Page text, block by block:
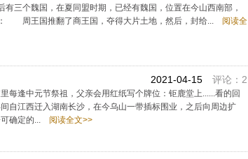
魏国，在夏同盟时期，已经有魏国，位置在今山西南部，
周王国推翻了商王国，夺得大片土地，然后，封给...
阅读全
2021-04-15评论：2
逢中元节祭祖，父亲会用红纸写个牌位：钜鹿堂上......看的回
自江西迁入湖南长沙，在今乌山一带插标围业，之后向周边扩
确定的...
阅读全文>>